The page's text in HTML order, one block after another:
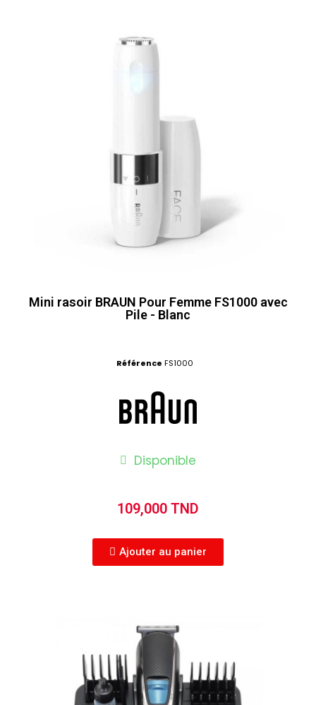
Mini rasoir BRAUN Pour Femme FS1000 avec
Pile - Blanc
Référence FS1000
Disponible
109,000 TND
Ajouter au panier